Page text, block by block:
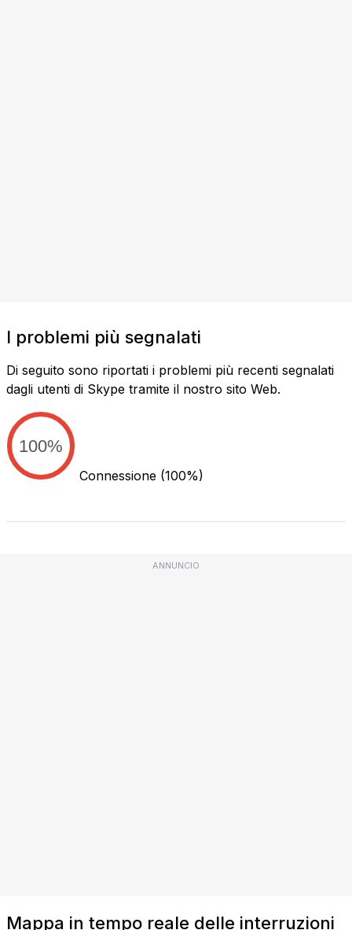
I problemi più segnalati
Di seguito sono riportati i problemi più recenti segnalati
dagli utenti di Skype tramite il nostro sito Web.
100%
Connessione (100%)
ANNUNCIO
Mappa in tempo reale delle interruzioni